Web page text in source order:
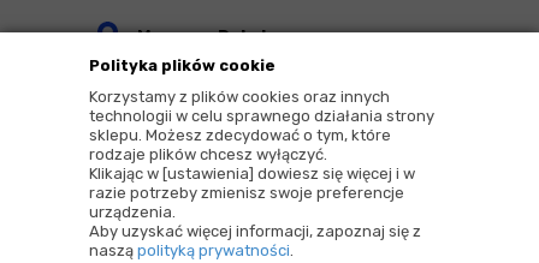
Polityka plików cookie
Korzystamy z plików cookies oraz innych
technologii w celu sprawnego działania strony
sklepu. Możesz zdecydować o tym, które
rodzaje plików chcesz wyłączyć.
Klikając w [ustawienia] dowiesz się więcej i w
razie potrzeby zmienisz swoje preferencje
urządzenia.
Aby uzyskać więcej informacji, zapoznaj się z
naszą polityką prywatności.
Magazyn Rekcin
Nomos Sp. z o.o. sp.k.
ul. Agrestowa 1
83-010 Rekcin